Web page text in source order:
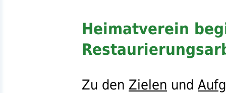
Heimatverein
Zu den Zielen und